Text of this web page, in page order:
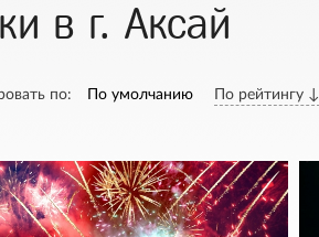
в г. Аксай
по: По умолчанию По рейтингу ↓